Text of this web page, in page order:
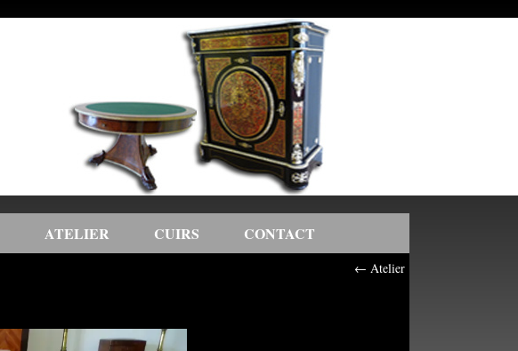
ATELIER CUIRS CONTACT
← Atelier